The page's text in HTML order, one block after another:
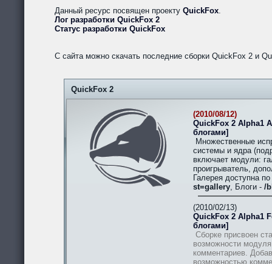
Данный ресурс посвящен проекту QuickFox.
Лог разработки QuickFox 2
Статус разработки QuickFox
С сайта можно скачать последние сборки QuickFox 2 и
QuickFox 2
(2010/08/12)
QuickFox 2 Alpha1
блогами]
Множественные
системы и ядра
включает модули:
проигрыватель,
Галерея доступна
st=gallery, Блоги - /
(2010/02/13)
QuickFox 2 Alpha1
блогами]
Сборке присвоен
возможности
комментариев.
возможностью